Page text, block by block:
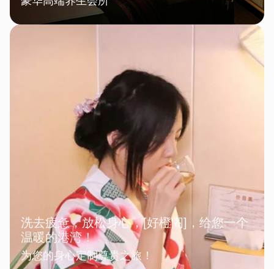
洗去疲惫，放松身心，[好橙阁]，给您一个
温暖的港湾！
为您的身心定制尊贵之旅！